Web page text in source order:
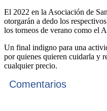
El 2022 en la Asociación de
otorgarán a dedo los
los torneos de verano como el
Un final indigno para una
por quienes quieren cuidarla y
cualquier precio.
Comentarios